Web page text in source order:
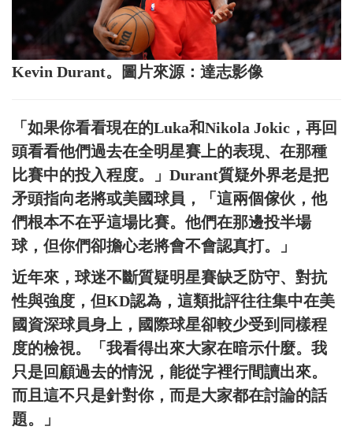
Kevin Durant。圖片來源：達志影像
「如果你看看現在的Luka和Nikola Jokic，再回
頭看看他們過去在全明星賽上的表現、在那種
比賽中的投入程度。」Durant質疑外界老是把
矛頭指向老將或美國球員，「這兩個傢伙，他
們根本不在乎這場比賽。他們在那邊投半場
球，但你們卻擔心老將會不會認真打。」
近年來，球迷不斷質疑明星賽缺乏防守、對抗
性與強度，但KD認為，這類批評往往集中在美
國資深球員身上，國際球星卻較少受到同樣程
度的檢視。「我看得出來大家在暗示什麼。我
只是回顧過去的情況，能從字裡行間讀出來。
而且這不只是針對你，而是大家都在討論的話
題。」